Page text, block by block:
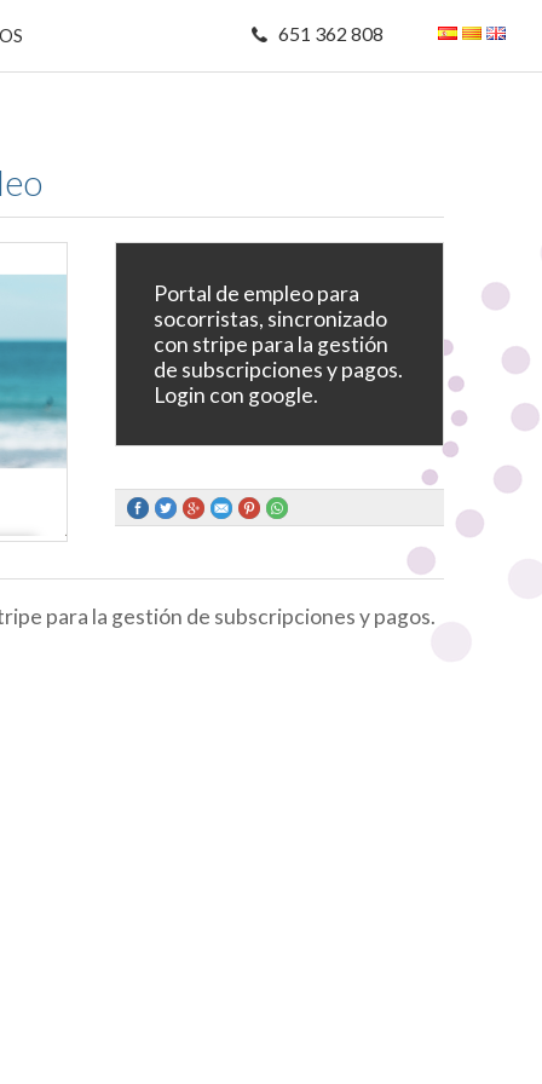
651 362 808
Portal de empleo para
socorristas, sincronizado
con stripe para la gestión
de subscripciones y pagos.
Login con google.
para la gestión de subscripciones y pagos.